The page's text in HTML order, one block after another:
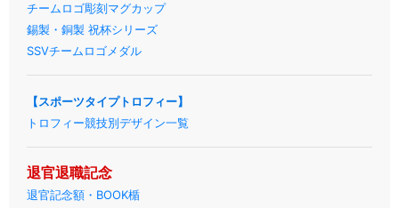
チームロゴ彫刻マグカップ
錫製・銅製 祝杯シリーズ
SSVチームロゴメダル
【スポーツタイプトロフィー】
トロフィー競技別デザイン一覧
退官退職記念
退官記念額・BOOK楯